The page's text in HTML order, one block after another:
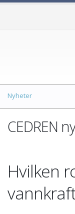
Nyheter
CEDREN
Hvilken